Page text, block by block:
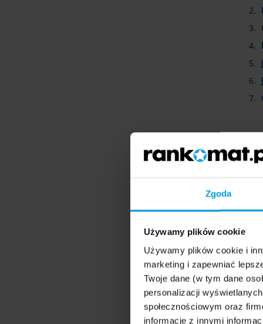
Zgoda
Używamy plików cookie
Używamy plików cookie i
marketing i zapewniać
Twoje dane (w tym dane
personalizacji
społecznościowym oraz
informacje z innymi
za